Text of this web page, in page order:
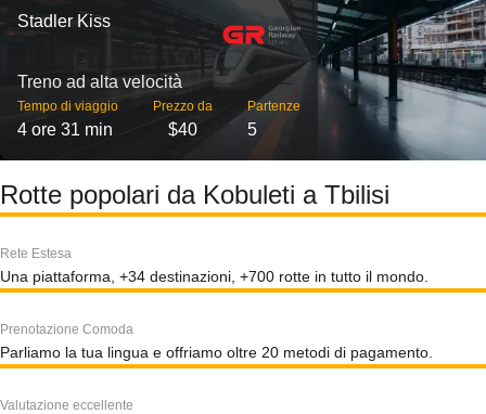
Stadler Kiss
Treno ad alta velocità
Tempo di viaggio
4 ore 31 min
Prezzo da
$40
Partenze
5
Rotte popolari da Kobuleti a Tbilisi
Rete Estesa
Una piattaforma, +34 destinazioni, +700 rotte in tutto il mondo.
Prenotazione Comoda
Parliamo la tua lingua e offriamo oltre 20 metodi di pagamento.
Valutazione eccellente